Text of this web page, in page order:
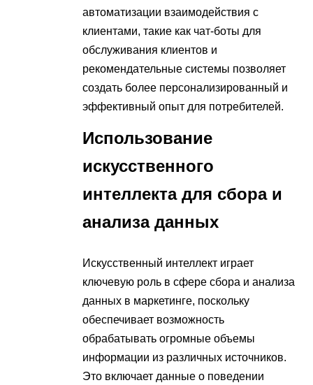
автоматизации взаимодействия с
клиентами, такие как чат-боты для
обслуживания клиентов и
рекомендательные системы позволяет
создать более персонализированный и
эффективный опыт для потребителей.
Использование
искусственного
интеллекта для сбора и
анализа данных
Искусственный интеллект играет
ключевую роль в сфере сбора и анализа
данных в маркетинге, поскольку
обеспечивает возможность
обрабатывать огромные объемы
информации из различных источников.
Это включает данные о поведении